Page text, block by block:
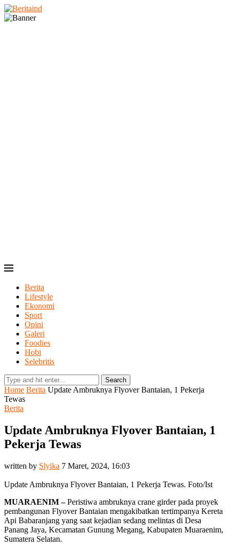
Berita
Lifestyle
Ekonomi
Sport
Opini
Galeri
Foodies
Hobi
Selebritis
Search
Home Berita Update Ambruknya Flyover Bantaian, 1 Pekerja
Tewas
Berita
Update Ambruknya Flyover Bantaian, 1
Pekerja Tewas
written by Slyika 7 Maret, 2024, 16:03
Update Ambruknya Flyover Bantaian, 1 Pekerja Tewas. Foto/Ist
MUARAENIM –Peristiwa ambruknya crane girder pada proyek
pembangunan Flyover Bantaian mengakibatkan tertimpanya Kereta
Api Babaranjang yang saat kejadian sedang melintas di Desa
Panang Jaya, Kecamatan Gunung Megang, Kabupaten Muaraenim,
Sumatera Selatan.